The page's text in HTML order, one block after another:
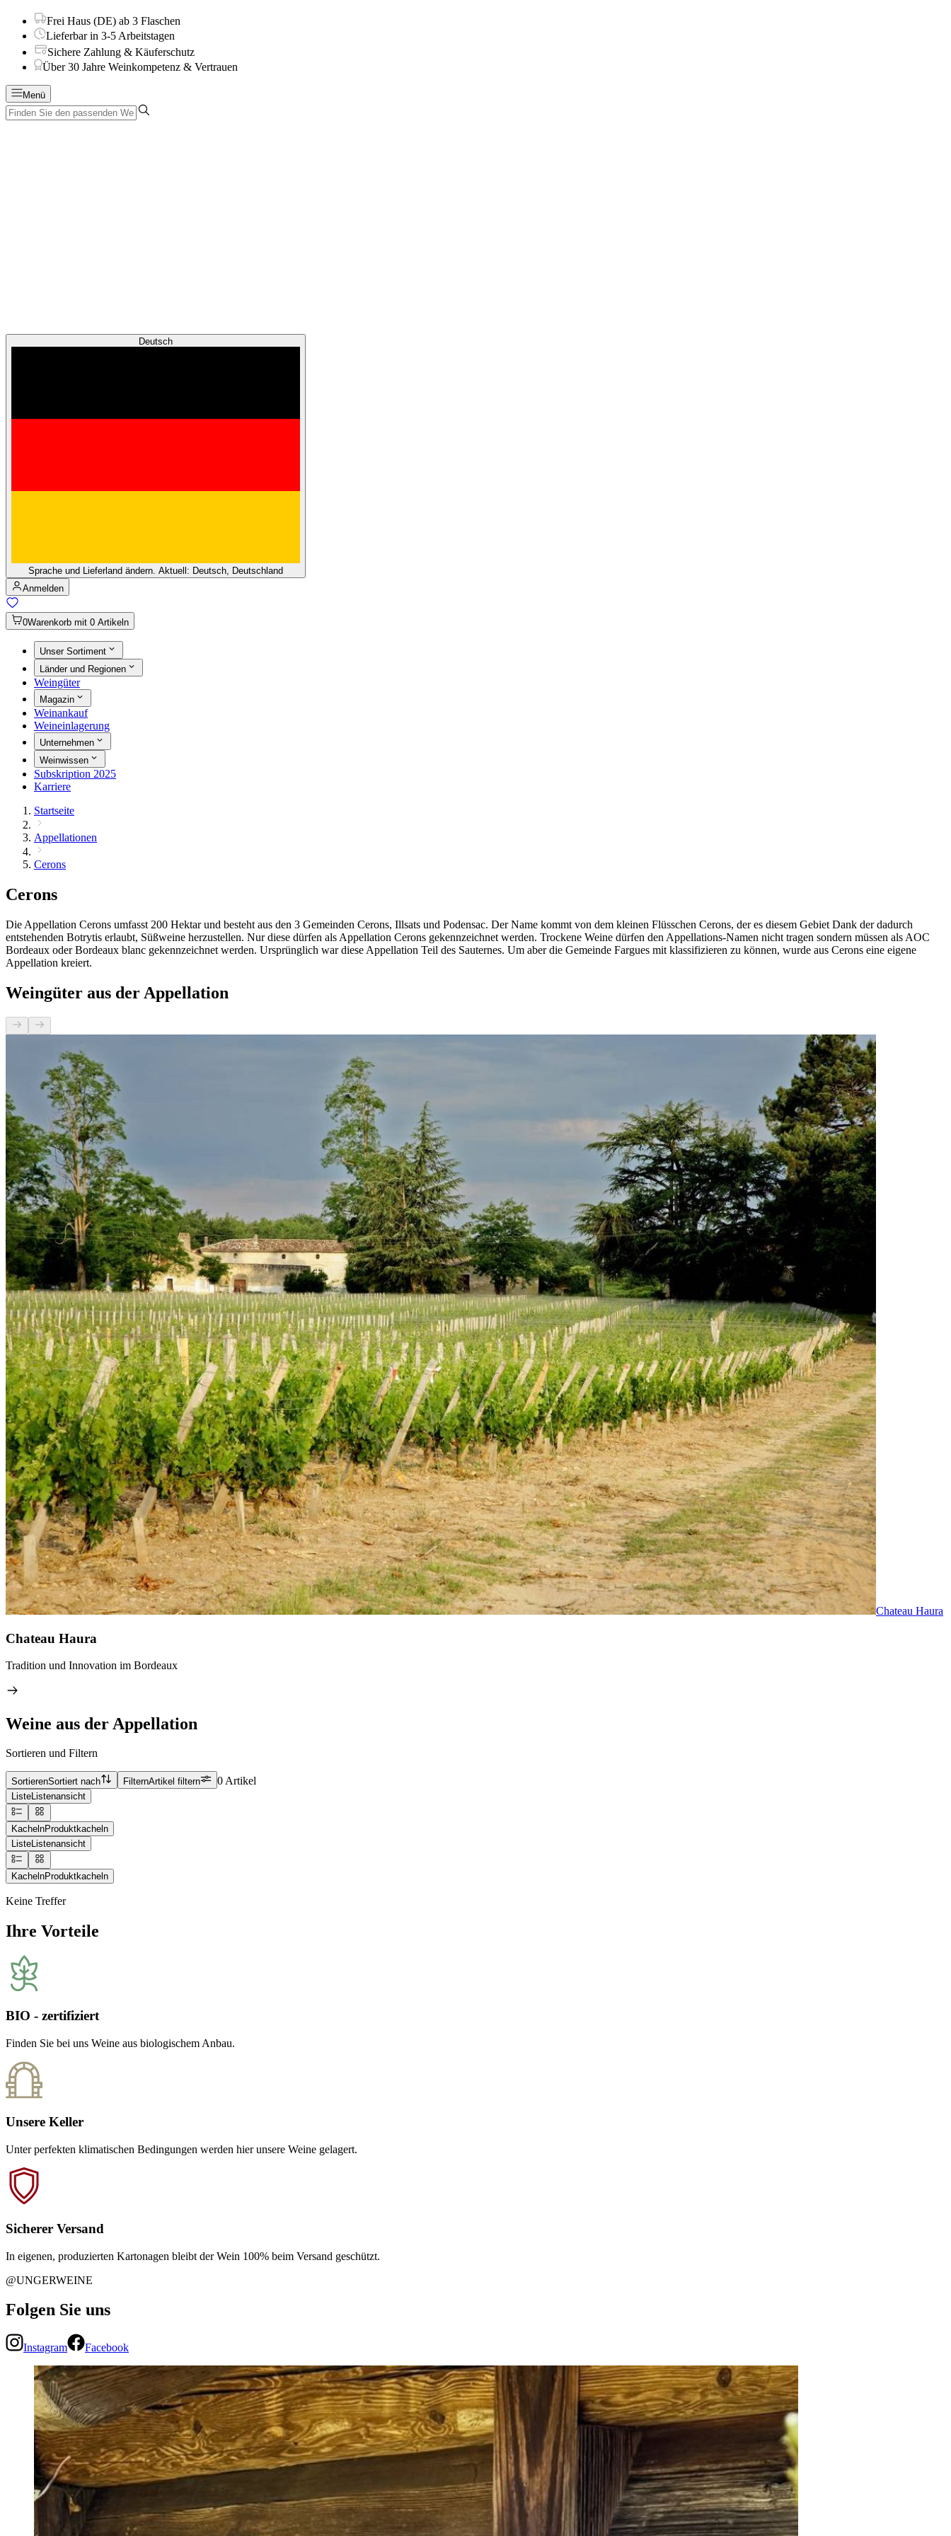
Frei Haus (DE) ab 3 Flaschen
Lieferbar in 3-5 Arbeitstagen
Sichere Zahlung & Käuferschutz
Über 30 Jahre Weinkompetenz & Vertrauen
Menü
Deutsch
Sprache und Lieferland ändern. Aktuell: Deutsch, Deutschland
Anmelden
0Warenkorb mit 0 Artikeln
Unser Sortiment
Länder und Regionen
Weingüter
Magazin
Weinankauf
Weineinlagerung
Unternehmen
Weinwissen
Subskription 2025
Karriere
Startseite
Appellationen
Cerons
Cerons
Die Appellation Cerons umfasst 200 Hektar und besteht aus den 3 Gemeinden Cerons, Illsats und Podensac. Der Name kommt von dem kleinen Flüsschen Cerons, der es diesem Gebiet Dank der dadurch
entstehenden Botrytis erlaubt, Süßweine herzustellen. Nur diese dürfen als Appellation Cerons gekennzeichnet werden. Trockene Weine dürfen den Appellations-Namen nicht tragen sondern müssen als AOC
Bordeaux oder Bordeaux blanc gekennzeichnet werden. Ursprünglich war diese Appellation Teil des Sauternes. Um aber die Gemeinde Fargues mit klassifizieren zu können, wurde aus Cerons eine eigene
Appellation kreiert.
Weingüter aus der Appellation
Chateau Haura
Chateau Haura
Tradition und Innovation im Bordeaux
Weine aus der Appellation
Sortieren und Filtern
SortierenSortiert nach FilternArtikel filtern 0 Artikel
ListeListenansicht
KachelnProduktkacheln
ListeListenansicht
KachelnProduktkacheln
Keine Treffer
Ihre Vorteile
BIO - zertifiziert
Finden Sie bei uns Weine aus biologischem Anbau.
Unsere Keller
Unter perfekten klimatischen Bedingungen werden hier unsere Weine gelagert.
Sicherer Versand
In eigenen, produzierten Kartonagen bleibt der Wein 100% beim Versand geschützt.
@UNGERWEINE
Folgen Sie uns
Instagram Facebook